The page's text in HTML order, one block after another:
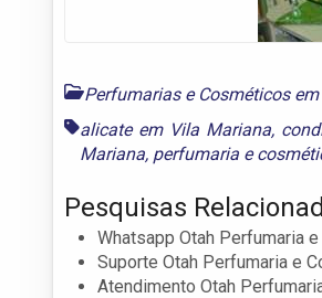
Perfumarias e Cosméticos
alicate em Vila Mariana,
Mariana, perfumaria e
Pesquisas
Whatsapp Otah Perfumaria
Suporte Otah Perfumaria e
Atendimento Otah